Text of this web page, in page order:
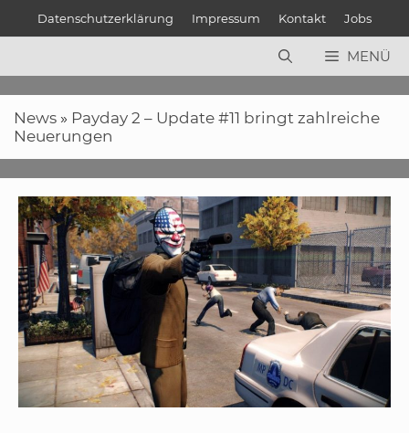
Datenschutzerklärung Impressum Kontakt Jobs
MENÜ
News » Payday 2 – Update #11 bringt zahlreiche
Neuerungen